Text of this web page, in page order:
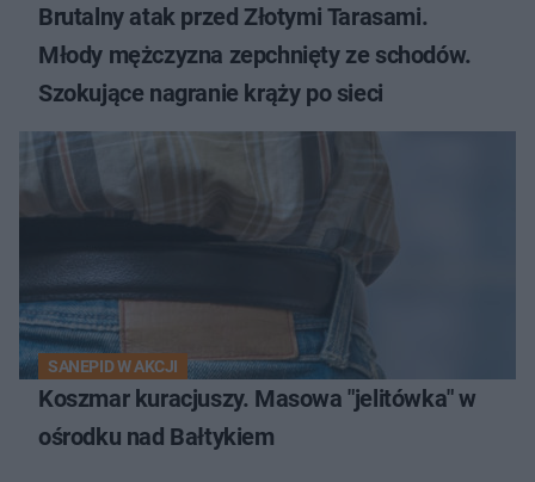
Brutalny atak przed Złotymi Tarasami.
Młody mężczyzna zepchnięty ze schodów.
Szokujące nagranie krąży po sieci
SANEPID W AKCJI
Koszmar kuracjuszy. Masowa "jelitówka" w
ośrodku nad Bałtykiem